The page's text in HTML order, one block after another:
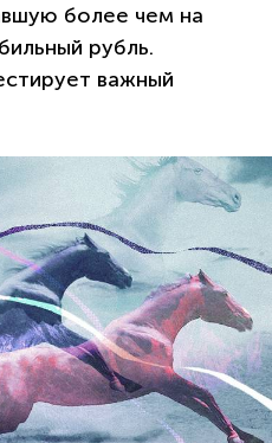
более чем на
рубль.
важный